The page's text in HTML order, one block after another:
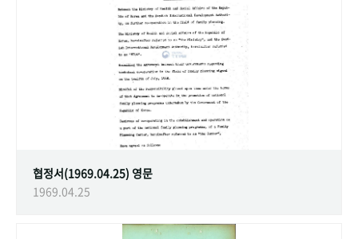
협정서(1969.04.25) 영문
1969.04.25